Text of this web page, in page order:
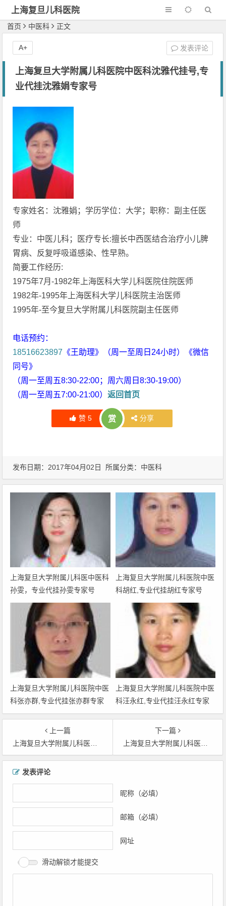
上海复旦儿科医院
首页 中医科 正文
上海复旦大学附属儿科医院中医科沈雅代挂号,专
业代挂沈雅娟专家号
专家姓名：沈雅娟；学历学位：大学；职称：副主任医
师
专业：中医儿科；医疗专长:擅长中西医结合治疗小儿脾
胃病、反复呼吸道感染、性早熟。
简要工作经历:
1975年7月-1982年上海医科大学儿科医院住院医师
1982年-1995年上海医科大学儿科医院主治医师
1995年-至今复旦大学附属儿科医院副主任医师
电话预约：
18516623897 《王助理》（周一至周日24小时）《微信
同号》
（周一至周五8:30-22:00；周六周日8:30-19:00）
（周一至周五7:00-21:00）返回首页
赞 5 赏 分享
发表评论
A+
发布日期：2017年04月02日 所属分类： 中医科
上海复旦大学附属儿科医中医科
孙雯，专业代挂孙雯专家号
上海复旦大学附属儿科医院中医
科胡红,专业代挂胡红专家号
上海复旦大学附属儿科医院中医
科张亦群,专业代挂张亦群专家
号
上海复旦大学附属儿科医院中医
科汪永红,专业代挂汪永红专家
号
上一篇
上海复旦大学附属儿科医院中医科曹莲华,专业代挂曹莲华专家号
下一篇
上海复旦大学附属儿科医院中医科俞建代挂号,专业代挂俞建专家号
文章导航
发表评论
昵称（必填）
邮箱（必填）
网址
滑动解锁才能提交